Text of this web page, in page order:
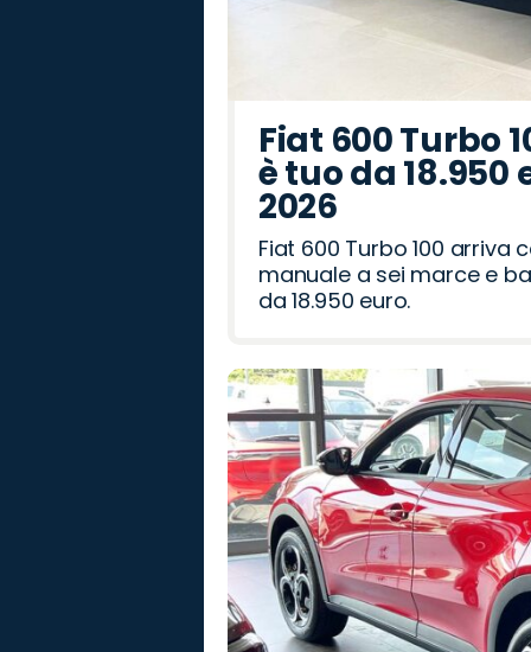
Fiat 600 Turbo
è tuo da
2026
Fiat 600 Turbo 100 arriva
manuale a sei marce e
da 18.950 euro.